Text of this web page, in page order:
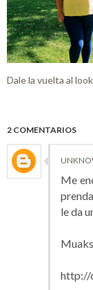
Dale la vuelta al look
2 COMENTARIOS
Me
le da
Muaks
http://